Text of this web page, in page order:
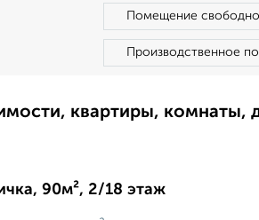
Помещение
Производственное
квартиры,
90м², 2/18 этаж